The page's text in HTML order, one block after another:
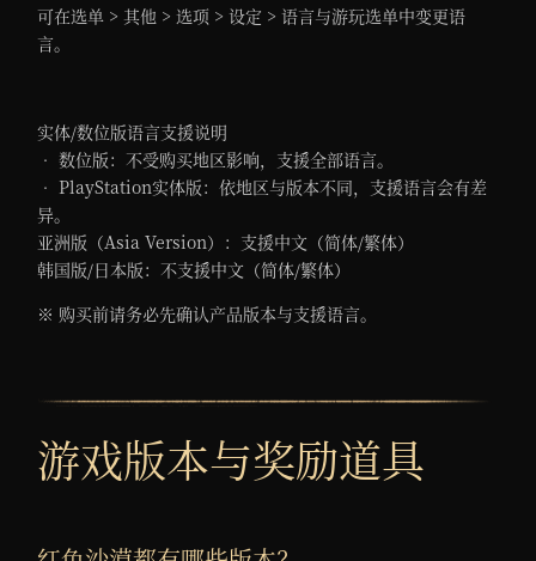
可在选单 > 其他 > 选项 > 设定 > 语言与游玩选单中变更语
言。
实体/数位版语言支援说明
• 数位版：不受购买地区影响，支援全部语言。
• PlayStation实体版：依地区与版本不同，支援语言会有差
异。
亚洲版（Asia Version）：支援中文（简体/繁体）
韩国版/日本版：不支援中文（简体/繁体）
※ 购买前请务必先确认产品版本与支援语言。
游戏版本与奖励道具